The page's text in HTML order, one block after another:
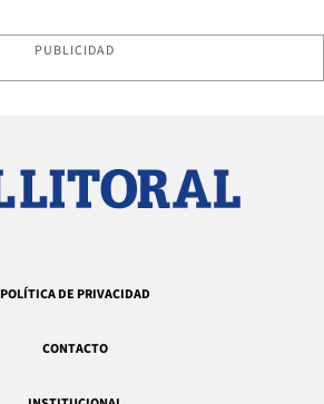
PUBLICIDAD
POLÍTICA DE PRIVACIDAD
CONTACTO